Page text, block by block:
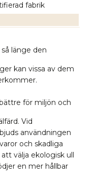
fabrik
länge den
kan vissa av dem
för miljön och
Vid
användningen
och skadliga
välja ekologisk ull
en mer hållbar